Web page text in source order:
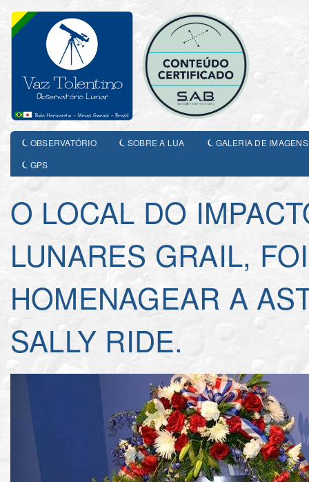
OBSERVATÓRIO SOBRE A LUA
GALERIA DE IMAGENS
GPS
O LOCAL DO
LUNARES GRAIL,
HOMENAGEAR A
SALLY RIDE.